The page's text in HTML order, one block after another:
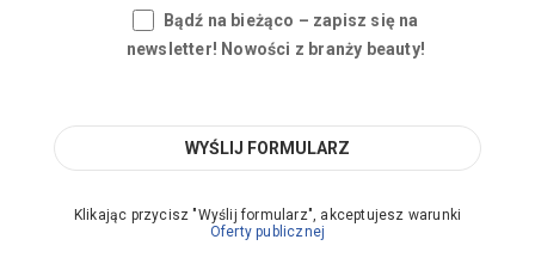
Bądź na bieżąco – zapisz się na
newsletter! Nowości z branży beauty!
Klikając przycisz "Wyślij formularz", akceptujesz warunki
Oferty publicznej